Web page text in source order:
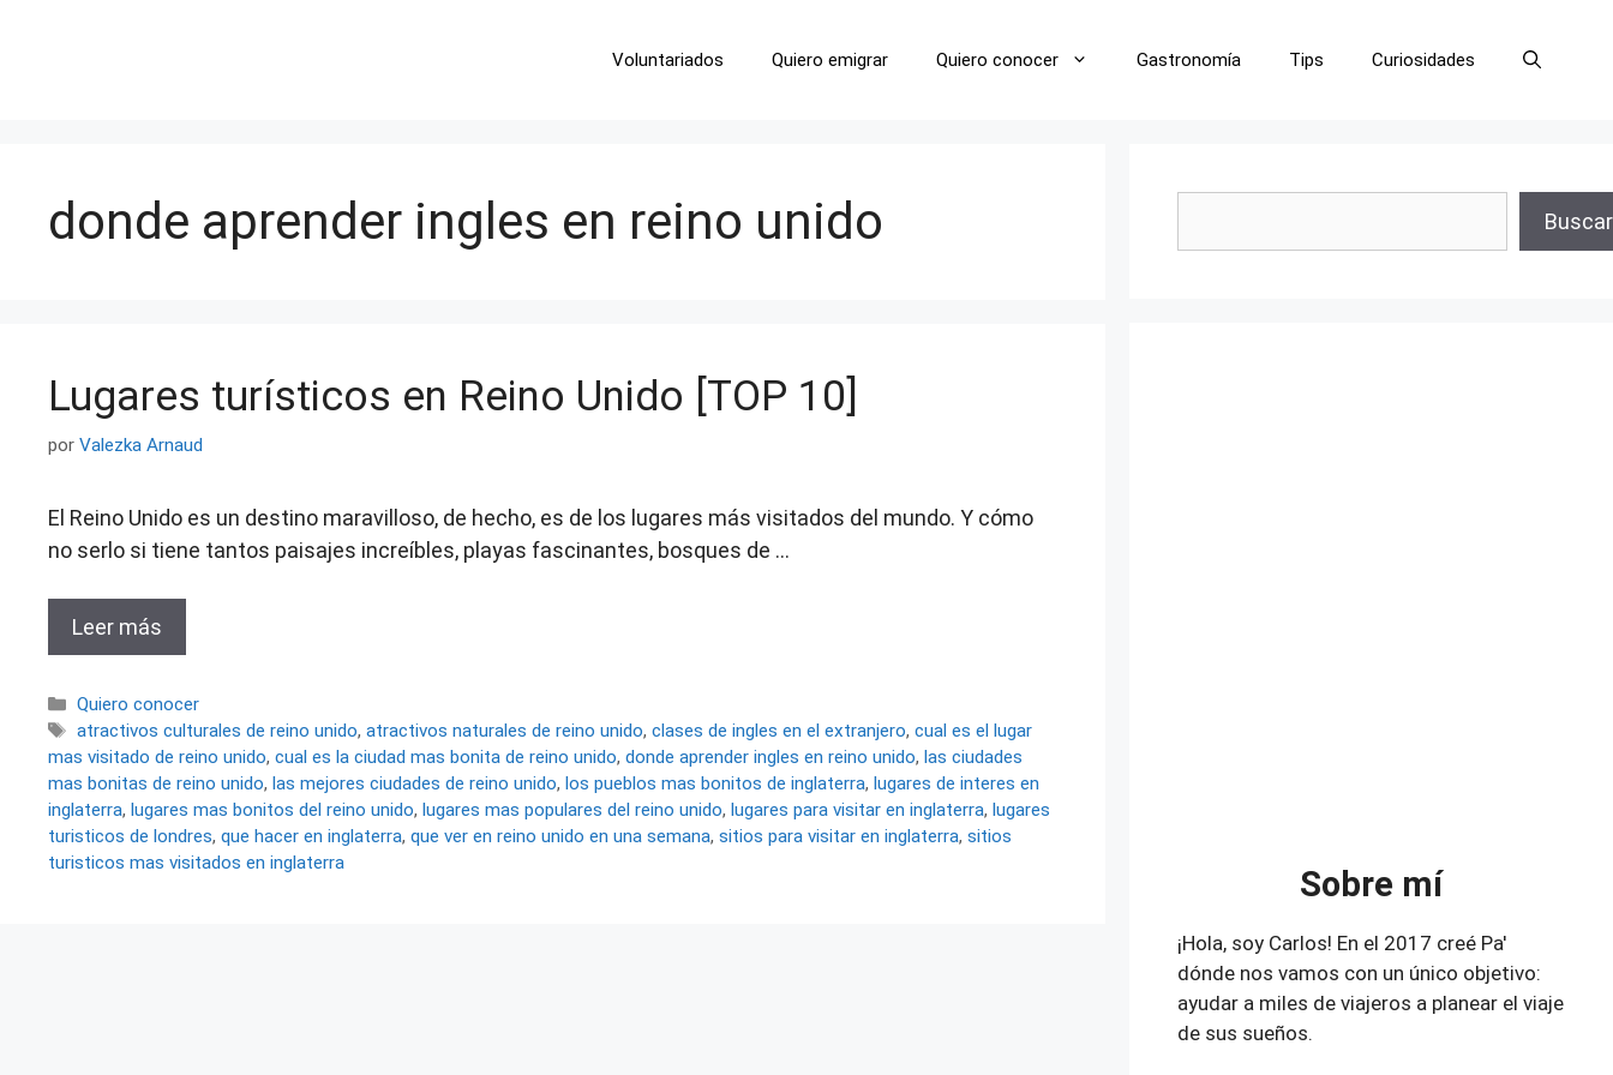
Voluntariados Quiero emigrar Quiero conocer Gastronomía Tips Curiosidades
donde aprender ingles en reino unido
Lugares turísticos en Reino Unido [TOP 10]
por Valezka Arnaud
El Reino Unido es un destino maravilloso, de hecho, es de los lugares más visitados del mundo. Y cómo
no serlo si tiene tantos paisajes increíbles, playas fascinantes, bosques de …
Leer más
Categorías
Quiero conocer
Etiquetas
atractivos culturales de reino unido,atractivos naturales de reino unido,clases de ingles en el extranjero,cual es el lugar
mas visitado de reino unido, cual es la ciudad mas bonita de reino unido, donde aprender ingles en reino unido, las ciudades
mas bonitas de reino unido, las mejores ciudades de reino unido, los pueblos mas bonitos de inglaterra, lugares de interes en
inglaterra, lugares mas bonitos del reino unido, lugares mas populares del reino unido, lugares para visitar en inglaterra, lugares
turisticos de londres, que hacer en inglaterra, que ver en reino unido en una semana, sitios para visitar en inglaterra, sitios
turisticos mas visitados en inglaterra
Buscar
Sobre mí
¡Hola, soy Carlos! En el 2017 creé Pa'
dónde nos vamos con un único objetivo:
ayudar a miles de viajeros a planear el viaje
de sus sueños.